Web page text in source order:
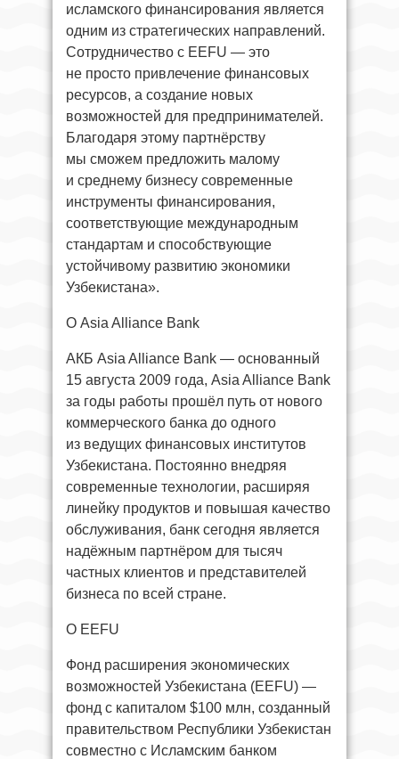
исламского финансирования является
одним из стратегических направлений.
Сотрудничество с EEFU — это
не просто привлечение финансовых
ресурсов, а создание новых
возможностей для предпринимателей.
Благодаря этому партнёрству
мы сможем предложить малому
и среднему бизнесу современные
инструменты финансирования,
соответствующие международным
стандартам и способствующие
устойчивому развитию экономики
Узбекистана».
О Asia Alliance Bank
АКБ Asia Alliance Bank — основанный
15 августа 2009 года, Asia Alliance Bank
за годы работы прошёл путь от нового
коммерческого банка до одного
из ведущих финансовых институтов
Узбекистана. Постоянно внедряя
современные технологии, расширяя
линейку продуктов и повышая качество
обслуживания, банк сегодня является
надёжным партнёром для тысяч
частных клиентов и представителей
бизнеса по всей стране.
О EEFU
Фонд расширения экономических
возможностей Узбекистана (EEFU) —
фонд с капиталом $100 млн, созданный
правительством Республики Узбекистан
совместно с Исламским банком